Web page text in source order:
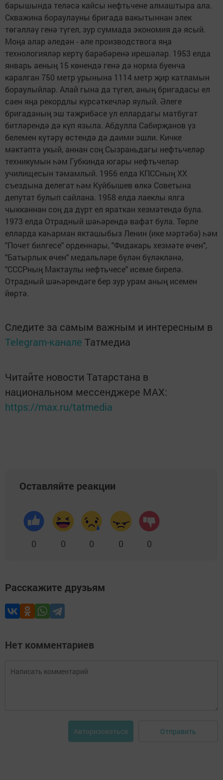
барышында теләсә кайсы нефтьчене алмаштыра ала.
Скважина бораулауны бригада вакытыннан элек
төгәлләү генә түгел, зур суммада экономия дә ясый.
Моңа алар әледән - әле производствога яңа
технологияләр кертү барәбәренә ирешәләр. 1953 елда
январь аеның 15 көнендә генә дә норма буенча
каралган 750 метр урынына 1114 метр җир катламын
бораулыйлар. Алай гына да түгел, аның бригадасы ел
саен яңа рекордлы күрсәткечләр яулый. Әлеге
бригаданың эш тәҗрибәсе ул еллардагы матбугат
битләрендә дә күп языла. Абдулла Сабирҗанов үз
белемен күтәрү өстендә дә даими эшли. Кичке
мәктәптә укый, аннан соң Сызраньдагы нефтьчеләр
техникумын һәм Губкинда югары нефтьчеләр
училищесын тәмамлый. 1956 елда КПССның ХХ
съездына делегат һәм Куйбышев өлкә Советына
депутат булып сайлана. 1958 елда лаеклы ялга
чыкканнан соң да дүрт ел яраткан хезмәтендә була.
1973 елда Отрадный шәһәрендә вафат була. Төрле
елларда каһарман якташыбыз Ленин (ике мәртәбә) һәм
"Почет билгесе" орденнары, "Фидакарь хезмәте өчен",
"Батырлык өчен" медальләре бүлән бүләкләнә,
"СССРның Мактаулы нефтьчесе" исеме бирелә.
Отрадный шәһәрендәге бер зур урам аның исемен
йөртә.
Следите за самым важным и интересным в
Telegram-канале Татмедиа
Читайте новости Татарстана в
национальном мессенджере MАХ:
https://max.ru/tatmedia
Оставляйте реакции
0 0 0 0 0
Расскажите друзьям
Нет комментариев
Авторизоваться Отправить